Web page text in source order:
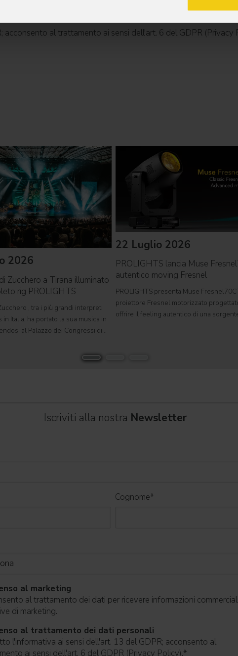
al trattamento ai sensi dell'art. 6 del GDPR (Privacy
2026
Zucchero a Tirana illuminato
rig PROLIGHTS
, tra i più grandi interpreti
Italia, ha portato la sua musica in
al Palazzo dei Congressi di
" e registrando il tutto esaurito
22 Luglio 2026
PROLIGHTS lancia Muse
autentico moving Fresnel
PROLIGHTS presenta Muse
proiettore Fresnel motorizzato
offrire il feeling autentico di una
Iscriviti alla nostra Newsletter
Cognome*
al marketing
al trattamento dei dati per ricevere informazioni
di marketing.
al trattamento dei dati personali
l'informativa ai sensi dell'art. 13 del GDPR; acconsento al
ai sensi dell'art. 6 del GDPR (Privacy Policy).*